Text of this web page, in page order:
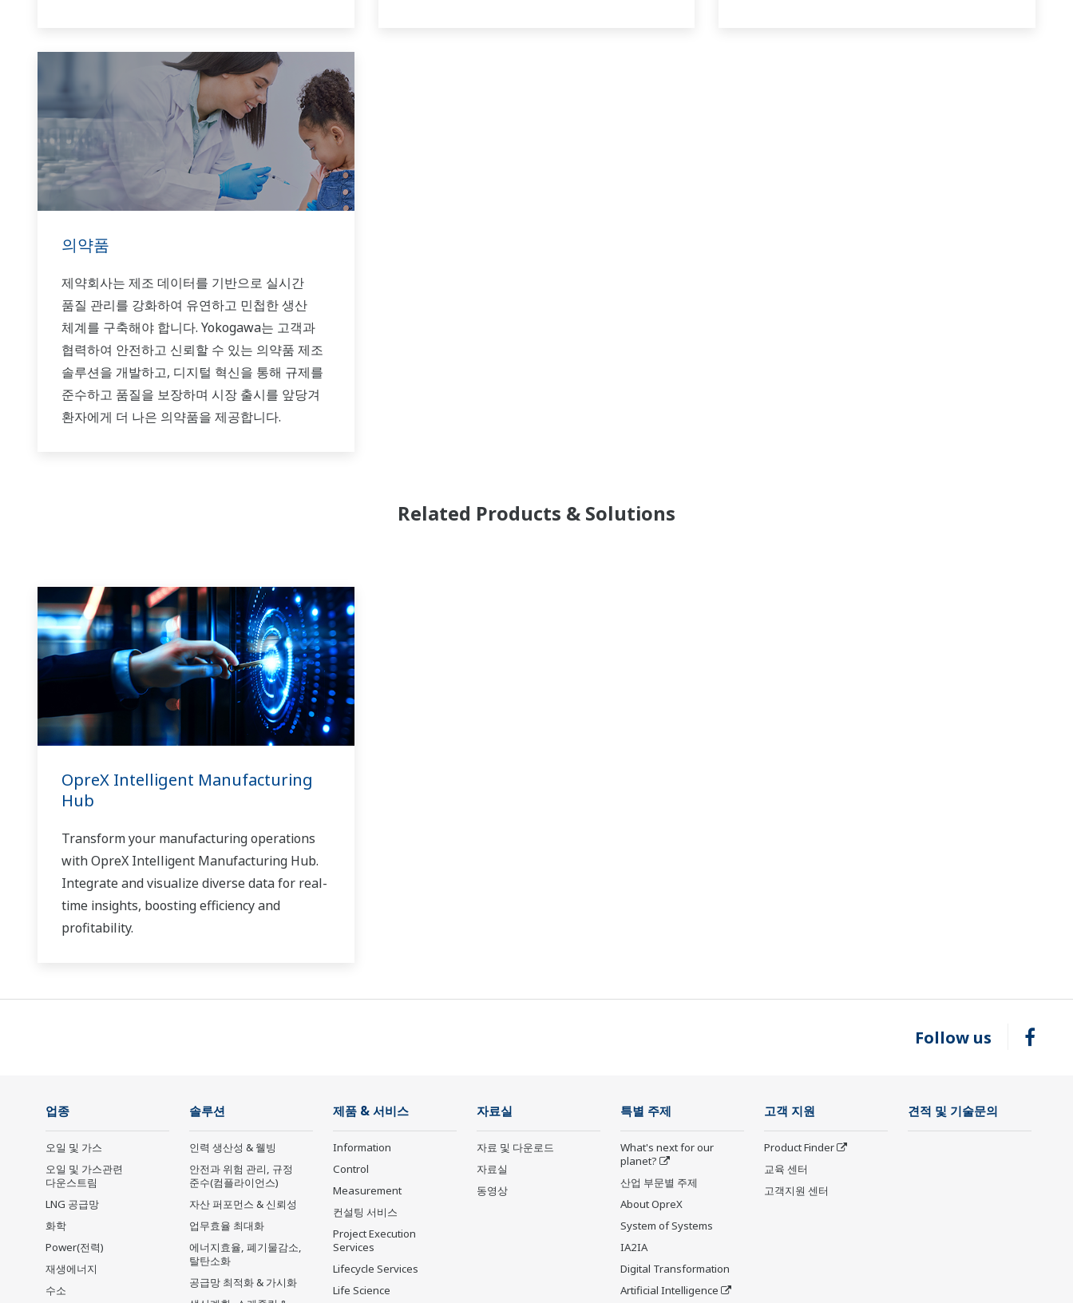
의약품
제약회사는 제조 데이터를 기반으로 실시간
품질 관리를 강화하여 유연하고 민첩한 생산
체계를 구축해야 합니다. Yokogawa는 고객과
협력하여 안전하고 신뢰할 수 있는 의약품 제조
솔루션을 개발하고, 디지털 혁신을 통해 규제를
준수하고 품질을 보장하며 시장 출시를 앞당겨
환자에게 더 나은 의약품을 제공합니다.
Related Products & Solutions
OpreX Intelligent Manufacturing
Hub
Transform your manufacturing operations
with OpreX Intelligent Manufacturing Hub.
Integrate and visualize diverse data for real-
time insights, boosting efficiency and
profitability.
Follow us
업종
오일 및 가스
오일 및 가스관련
다운스트림
LNG 공급망
화학
Power(전력)
재생에너지
수소
솔루션
인력 생산성 & 웰빙
안전과 위험 관리, 규정
준수(컴플라이언스)
자산 퍼포먼스 & 신뢰성
업무효율 최대화
에너지효율, 폐기물감소,
탈탄소화
공급망 최적화 & 가시화
제품 & 서비스
Information
Control
Measurement
컨설팅 서비스
Project Execution
Services
Lifecycle Services
Life Science
자료실
자료 및 다운로드
자료실
동영상
특별 주제
What's next for our
planet?
산업 부문별 주제
About OpreX
System of Systems
IA2IA
Digital Transformation
Artificial Intelligence
고객 지원
Product Finder
교육 센터
고객지원 센터
견적 및 기술문의